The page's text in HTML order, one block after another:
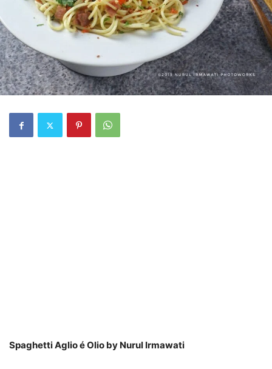
Spaghetti Aglio é Olio by Nurul Irmawati